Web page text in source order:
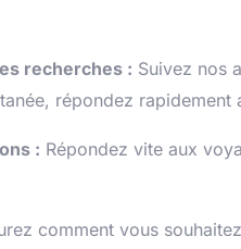
recherches : Suivez nos
répondez
: Répondez vite aux
comment vous